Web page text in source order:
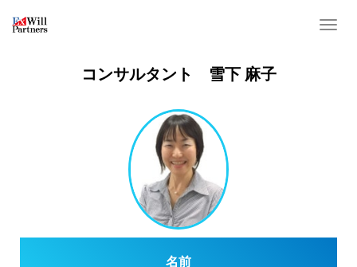
T
コンサルタント 雪下 麻子
名前